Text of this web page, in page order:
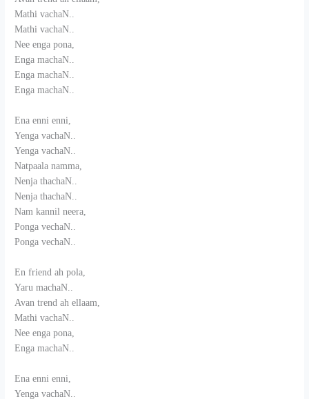
Mathi vachaN..
Mathi vachaN..
Nee enga pona,
Enga machaN..
Enga machaN..
Enga machaN..
Ena enni enni,
Yenga vachaN..
Yenga vachaN..
Natpaala namma,
Nenja thachaN..
Nenja thachaN..
Nam kannil neera,
Ponga vechaN..
Ponga vechaN..
En friend ah pola,
Yaru machaN..
Avan trend ah ellaam,
Mathi vachaN..
Nee enga pona,
Enga machaN..
Ena enni enni,
Yenga vachaN..